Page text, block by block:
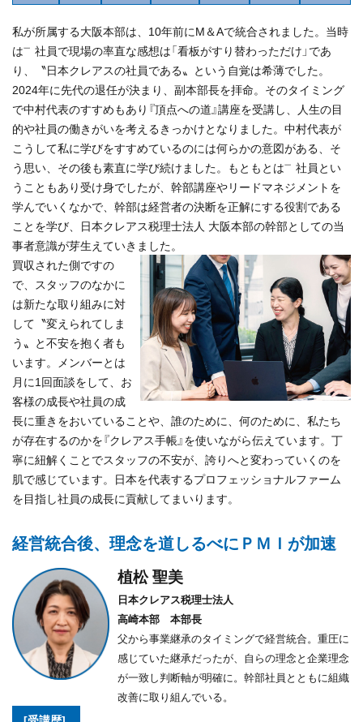
私が所属する大阪本部は、10年前にM＆Aで統合されました。当時
は㆒社員で現場の率直な感想は「看板がすり替わっただけ」であ
り、〝日本クレアスの社員である〟という自覚は希薄でした。
2024年に先代の退任が決まり、副本部長を拝命。そのタイミング
で中村代表のすすめもあり『頂点への道』講座を受講し、人生の目
的や社員の働きがいを考えるきっかけとなりました。中村代表が
こうして私に学びをすすめているのには何らかの意図がある、そ
う思い、その後も素直に学び続けました。もともとは㆒社員とい
うこともあり受け身でしたが、幹部講座やリードマネジメントを
学んでいくなかで、幹部は経営者の決断を正解にする役割である
ことを学び、日本クレアス税理士法人 大阪本部の幹部としての当
事者意識が芽生えていきました。
買収された側ですの
で、スタッフのなかに
は新たな取り組みに対
して〝変えられてしま
う〟と不安を抱く者も
います。メンバーとは
月に1回面談をして、お
客様の成長や社員の成
長に重きをおいていることや、誰のために、何のために、私たち
が存在するのかを『クレアス手帳』を使いながら伝えています。丁
寧に紐解くことでスタッフの不安が、誇りへと変わっていくのを
肌で感じています。日本を代表するプロフェッショナルファーム
を目指し社員の成長に貢献してまいります。
経営統合後、理念を道しるべにＰＭＩが加速
植松 聖美
日本クレアス税理士法人
高崎本部 本部長
父から事業継承のタイミングで経営統合。重圧に
感じていた継承だったが、自らの理念と企業理念
が一致し判断軸が明確に。幹部社員とともに組織
改善に取り組んでいる。